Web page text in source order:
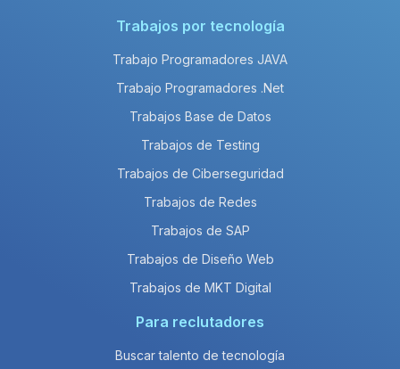
Trabajos por tecnología
Trabajo Programadores JAVA
Trabajo Programadores .Net
Trabajos Base de Datos
Trabajos de Testing
Trabajos de Ciberseguridad
Trabajos de Redes
Trabajos de SAP
Trabajos de Diseño Web
Trabajos de MKT Digital
Para reclutadores
Buscar talento de tecnología